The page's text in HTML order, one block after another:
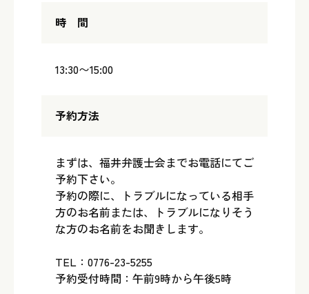
時 間
13:30〜15:00
予約方法
まずは、福井弁護士会までお電話にてご
予約下さい。
予約の際に、トラブルになっている相手
方のお名前または、トラブルになりそう
な方のお名前をお聞きします。
TEL：0776-23-5255
予約受付時間：午前9時から午後5時